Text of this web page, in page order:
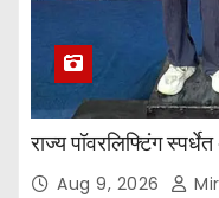
राज्य पॉवरलिफ्टिंग
Aug 9, 2026